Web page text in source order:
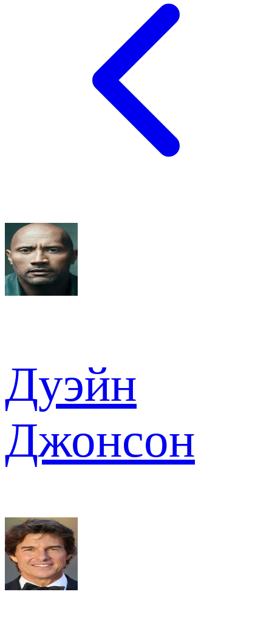
Дуэйн
Джонсон